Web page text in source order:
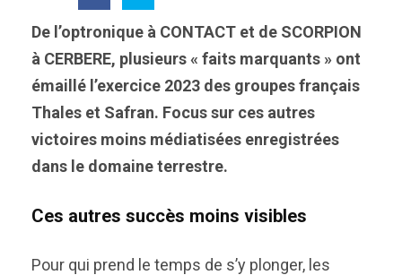
De l’optronique à CONTACT et de SCORPION
à CERBERE, plusieurs « faits marquants » ont
émaillé l’exercice 2023 des groupes français
Thales et Safran. Focus sur ces autres
victoires moins médiatisées enregistrées
dans le domaine terrestre.
Ces autres succès moins visibles
Pour qui prend le temps de s’y plonger, les